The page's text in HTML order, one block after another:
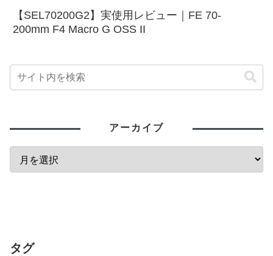
【SEL70200G2】実使用レビュー｜FE 70-
200mm F4 Macro G OSS II
アーカイブ
タグ